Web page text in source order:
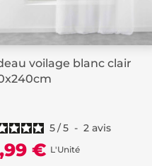
voilage blanc clair
5/5 - 2 avis
€ L'Unité